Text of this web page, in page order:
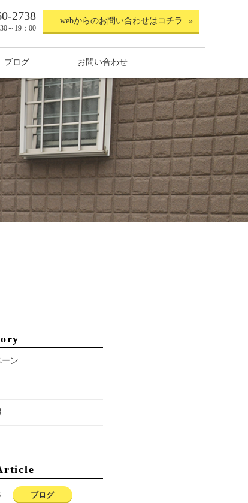
2738
～19：00
webからのお問い合わせはコチラ
ブログ お問い合わせ
ン
ブログ